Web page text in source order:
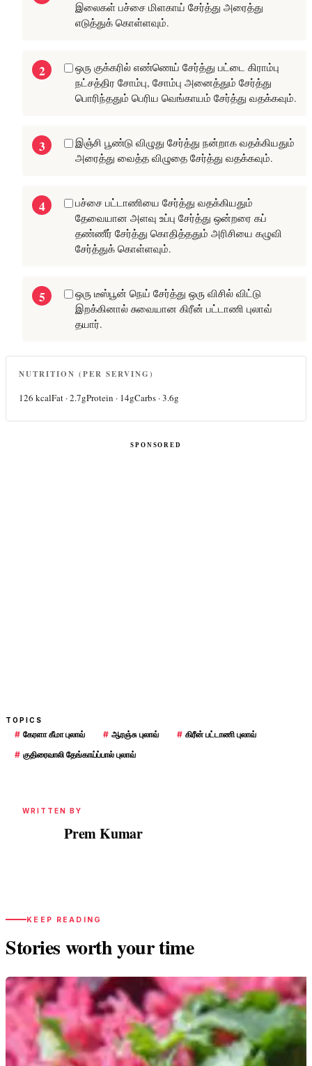
இலைகள் பச்சை மிளகாய் சேர்த்து அரைத்து
எடுத்துக் கொள்ளவும்.
ஒரு குக்கரில் எண்ணெய் சேர்த்து பட்டை கிராம்பு
நட்சத்திர சோம்பு, சோம்பு அனைத்தும் சேர்த்து
பொரிந்ததும் பெரிய வெங்காயம் சேர்த்து வதக்கவும்.
இஞ்சி பூண்டு விழுது சேர்த்து நன்றாக வதக்கியதும்
அரைத்து வைத்த விழுதை சேர்த்து வதக்கவும்.
பச்சை பட்டாணியை சேர்த்து வதக்கியதும்
தேவையான அளவு உப்பு சேர்த்து ஒன்றரை கப்
தண்ணீர் சேர்த்து கொதித்ததும் அரிசியை கழுவி
சேர்த்துக் கொள்ளவும்.
ஒரு டீஸ்பூன் நெய் சேர்த்து ஒரு விசில் விட்டு
இறக்கினால் சுவையான கிரீன் பட்டாணி புலாவ்
தயார்.
NUTRITION (PER SERVING)
126 kcalFat ·2.7gProtein · 14gCarbs ·3.6g
TOPICS
# கேரளா கீமா புலாவ் # ஆரஞ்சு புலாவ் # கிரீன் பட்டாணி புலாவ்
# குதிரைவாலி தேங்காய்ப்பால் புலாவ்
WRITTEN BY
Prem Kumar
KEEP READING
Stories worth your time